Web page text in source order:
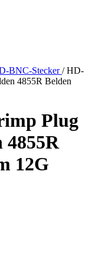
BNC-Stecker/ HD-
4855R Belden
Plug
4855R
12G